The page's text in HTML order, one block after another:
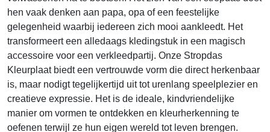
hen vaak denken aan papa, opa of een feestelijke
gelegenheid waarbij iedereen zich mooi aankleedt. Het
transformeert een alledaags kledingstuk in een magisch
accessoire voor een verkleedpartij. Onze Stropdas
Kleurplaat biedt een vertrouwde vorm die direct herkenbaar
is, maar nodigt tegelijkertijd uit tot urenlang speelplezier en
creatieve expressie. Het is de ideale, kindvriendelijke
manier om vormen te ontdekken en kleurherkenning te
oefenen terwijl ze hun eigen wereld tot leven brengen.